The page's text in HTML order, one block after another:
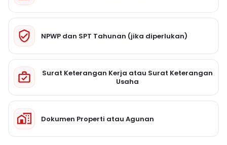
NPWP dan SPT Tahunan (jika diperlukan)
Surat Keterangan Kerja atau Surat Keterangan
Usaha
Dokumen Properti atau Agunan